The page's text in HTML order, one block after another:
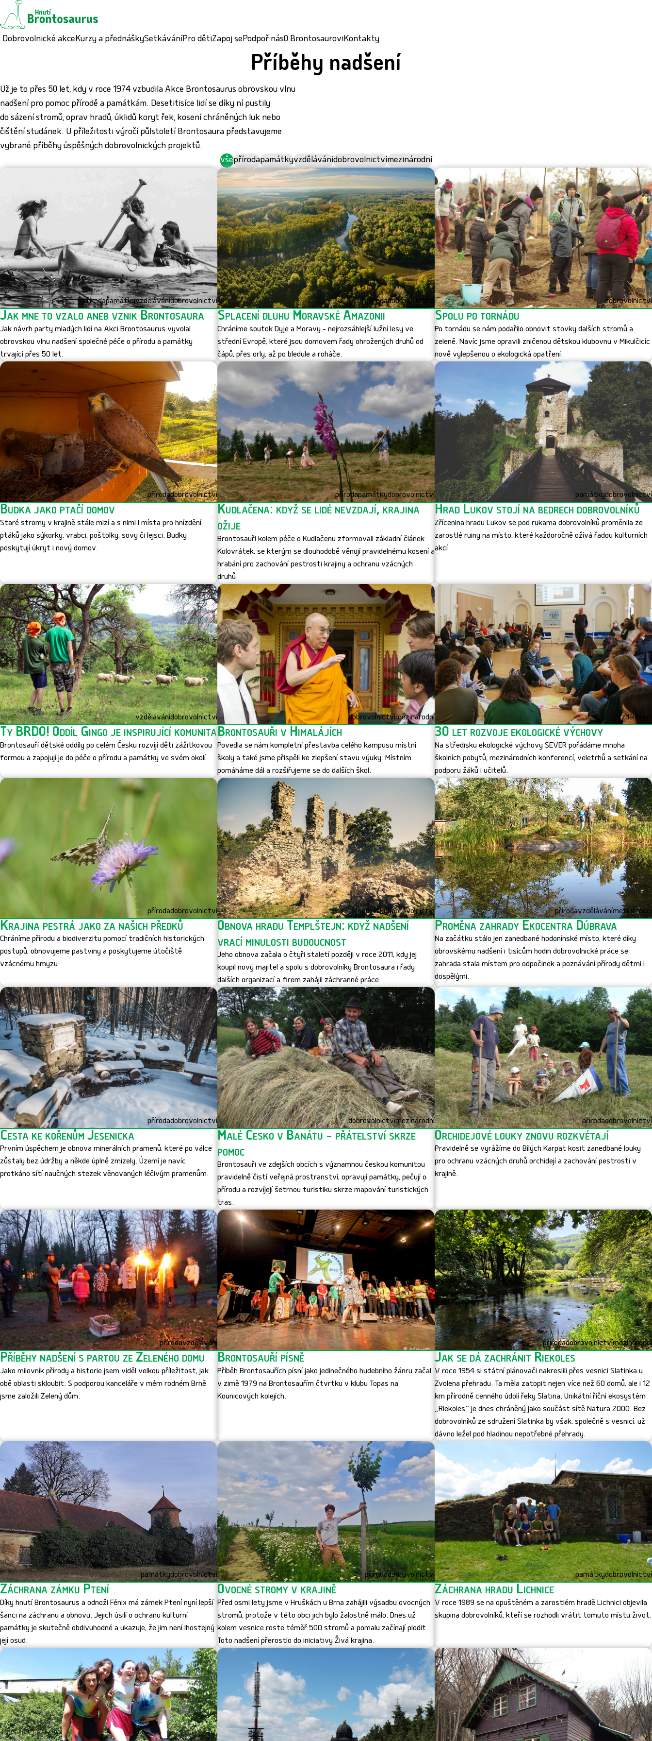
Dobrovolnické akceKurzy a přednáškySetkáváníPro dětiZapoj sePodpoř násO BrontosauroviKontakty
Příběhy nadšení
Už je to přes 50 let, kdy v roce 1974 vzbudila Akce Brontosaurus obrovskou vlnu
nadšení pro pomoc přírodě a památkám. Desetitisíce lidí se díky ní pustily
do sázení stromů, oprav hradů, úklidů koryt řek, kosení chráněných luk nebo
čištění studánek. U příležitosti výročí půlstoletí Brontosaura představujeme
vybrané příběhy úspěšných dobrovolnických projektů.
všepřírodapamátkyvzdělávánídobrovolnictvímezinárodní
přírodapamátkyvzdělávánídobrovolnictví
Jak mne to vzalo aneb vznik Brontosaura
Jak návrh party mladých lidí na Akci Brontosaurus vyvolal
obrovskou vlnu nadšení společné péče o přírodu a památky
trvající přes 50 let.
přírodadobrovolnictví
Splacení dluhu Moravské Amazonii
Chráníme soutok Dyje a Moravy - nejrozsáhlejší lužní lesy ve
střední Evropě, které jsou domovem řady ohrožených druhů od
čápů, přes orly, až po bledule a roháče.
dobrovolnictví
Spolu po tornádu
Po tornádu se nám podařilo obnovit stovky dalších stromů a
zeleně. Navíc jsme opravili zničenou dětskou klubovnu v Mikulčicíc
nově vylepšenou o ekologická opatření.
přírodadobrovolnictví
Budka jako ptačí domov
Staré stromy v krajině stále mizí a s nimi i místa pro hnízdění
ptáků jako sýkorky, vrabci, poštolky, sovy či lejsci. Budky
poskytují úkryt i nový domov.
přírodapamátkydobrovolnictví
Kudlačena: když se lidé nevzdají, krajina
ožije
Brontosauři kolem péče o Kudlačenu zformovali základní článek
Kolovrátek, se kterým se dlouhodobě věnují pravidelnému kosení a
hrabání pro zachování pestrosti krajiny a ochranu vzácných
druhů.
památkydobrovolnictví
Hrad Lukov stojí na bedrech dobrovolníků
Zřícenina hradu Lukov se pod rukama dobrovolníků proměnila ze
zarostlé ruiny na místo, které každoročně ožívá řadou kulturních
akcí.
vzdělávánídobrovolnictví
Ty BRĎO! Oddíl Gingo je inspirující komunita
Brontosauří dětské oddíly po celém Česku rozvíjí děti zážitkovou
formou a zapojují je do péče o přírodu a památky ve svém okolí.
dobrovolnictvímezinárodní
Brontosauři v Himalájích
Povedla se nám kompletní přestavba celého kampusu místní
školy a také jsme přispěli ke zlepšení stavu výuky. Místním
pomáháme dál a rozšiřujeme se do dalších škol.
vzdělávání
30 let rozvoje ekologické výchovy
Na středisku ekologické výchovy SEVER pořádáme mnoha
školních pobytů, mezinárodních konferencí, veletrhů a setkání na
podporu žáků i učitelů.
přírodadobrovolnictví
Krajina pestrá jako za našich předků
Chráníme přírodu a biodiverzitu pomocí tradičních historických
postupů, obnovujeme pastviny a poskytujeme útočiště
vzácnému hmyzu.
památkydobrovolnictví
Obnova hradu Templštejn: když nadšení
vrací minulosti budoucnost
Jeho obnova začala o čtyři staletí později v roce 2011, kdy jej
koupil nový majitel a spolu s dobrovolníky Brontosaura i řady
dalších organizací a firem zahájil záchranné práce.
přírodavzdělávánímezinárodní
Proměna zahrady Ekocentra Dúbrava
Na začátku stálo jen zanedbané hodonínské místo, které díky
obrovskému nadšení i tisícům hodin dobrovolnické práce se
zahrada stala místem pro odpočinek a poznávání přírody dětmi i
dospělými.
přírodadobrovolnictví
Cesta ke kořenům Jesenicka
Prvním úspěchem je obnova minerálních pramenů, které po válce
zůstaly bez údržby a někde úplně zmizely. Území je navíc
protkáno sítí naučných stezek věnovaných léčivým pramenům.
dobrovolnictvímezinárodní
Malé Česko v Banátu - přátelství skrze
pomoc
Brontosauři ve zdejších obcích s významnou českou komunitou
pravidelně čistí veřejná prostranství, opravují památky, pečují o
přírodu a rozvíjejí šetrnou turistiku skrze mapování turistických
tras.
přírodadobrovolnictví
Orchidejové louky znovu rozkvétají
Pravidelně se vyrážíme do Bílých Karpat kosit zanedbané louky
pro ochranu vzácných druhů orchidejí a zachování pestrosti v
krajině.
přírodavzdělávání
Příběhy nadšení s partou ze Zeleného domu
Jako milovník přírody a historie jsem viděl velkou příležitost, jak
obě oblasti skloubit. S podporou kanceláře v mém rodném Brně
jsme založili Zelený dům.
Brontosauří písně
Příběh Brontosauřích písní jako jedinečného hudebního žánru začal
v zimě 1979 na Brontosauřím čtvrtku v klubu Topas na
Kounicových kolejích.
přírodadobrovolnictvímezinárodní
Jak se dá zachránit Riekoles
V roce 1954 si státní plánovači nakreslili přes vesnici Slatinka u
Zvolena přehradu. Ta měla zatopit nejen více než 60 domů, ale i 12
km přírodně cenného údolí řeky Slatina. Unikátní říční ekosystém
„Riekoles“ je dnes chráněný jako součást sítě Natura 2000. Bez
dobrovolníků ze sdružení Slatinka by však, společně s vesnicí, už
dávno ležel pod hladinou nepotřebné přehrady.
památkydobrovolnictví
Záchrana zámku Ptení
Díky hnutí Brontosaurus a odnoži Fénix má zámek Ptení nyní lepší
šanci na záchranu a obnovu. Jejich úsilí o ochranu kulturní
památky je skutečně obdivuhodné a ukazuje, že jim není lhostejný
její osud.
přírodadobrovolnictví
Ovocné stromy v krajině
Před osmi lety jsme v Hruškách u Brna zahájili výsadbu ovocných
stromů, protože v této obci jich bylo žalostně málo. Dnes už
kolem vesnice roste téměř 500 stromů a pomalu začínají plodit.
Toto nadšení přerostlo do iniciativy Živá krajina.
památkydobrovolnictví
Záchrana hradu Lichnice
V roce 1989 se na opuštěném a zarostlém hradě Lichnici objevila
skupina dobrovolníků, kteří se rozhodli vrátit tomuto místu život.